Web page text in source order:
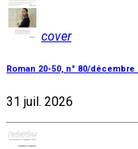
cover
Roman 20-50, n° 80/décembre
31 juil. 2026